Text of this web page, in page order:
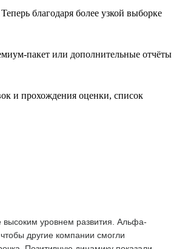
благодаря более узкой выборке
пакет или дополнительные отчёты
и прохождения оценки, список
уровнем развития. Альфа-
другие компании смогли